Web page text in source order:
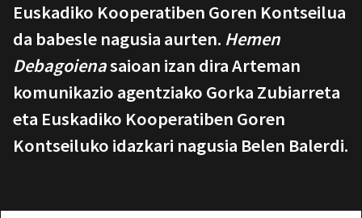
Euskadiko Kooperatiben Goren Kontseilua
da babesle nagusia aurten. Hemen
Debagoienasaioan izan dira Arteman
komunikazio agentziako Gorka Zubiarreta
eta Euskadiko Kooperatiben Goren
Kontseiluko idazkari nagusia Belen Balerdi.